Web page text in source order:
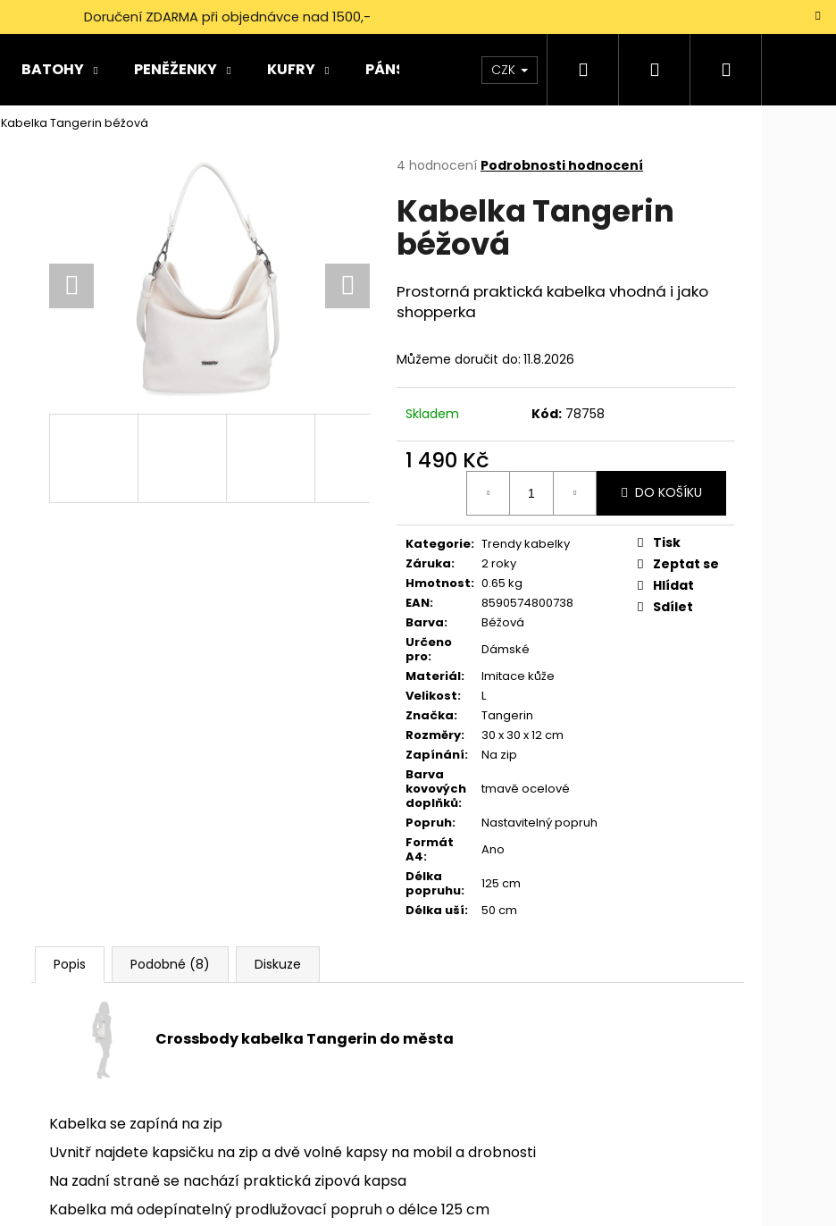
Doručení ZDARMA při objednávce nad 1500,-
BATOHY PENĚŽENKY KUFRY PÁNSKÉ TAŠKY VŮNĚ DOPLŇKY
CZK Hledat PřihlášeníNákupní
Kabelka Tangerin béžová
Průměrné
produktu
je
5,0
hvězdiček.
4 hodnocení Podrobnosti hodnocení
Kabelka Tangerin
béžová
Prostorná praktická kabelka vhodná i jako
shopperka
Můžeme doručit do: 11.8.2026
Skladem Kód: 78758
1 490 Kč
DO KOŠÍKU
Kategorie: Trendy kabelky
Záruka:
2 roky
Hmotnost: 0.65 kg
EAN:
8590574800738
Barva:
Béžová
Určeno
pro:
Dámské
Materiál:
Imitace kůže
Velikost:
L
Značka:
Tangerin
Rozměry:
30 x 30 x 12 cm
Zapínání:
Na zip
Barva
kovových
doplňků:
tmavě ocelové
Popruh:
Nastavitelný popruh
Formát
A4:
Ano
Délka
popruhu:
125 cm
Délka uší: 50 cm
Tisk
Zeptat se
Hlídat
Sdílet
Popis Podobné (8) Diskuze
Crossbody kabelka Tangerin do města
Kabelka se zapíná na zip
Uvnitř najdete kapsičku na zip a dvě volné kapsy na mobil a drobnosti
Na zadní straně se nachází praktická zipová kapsa
Kabelka má odepínatelný prodlužovací popruh o délce 125 cm
Co potřebujete najít?
Doporučujeme